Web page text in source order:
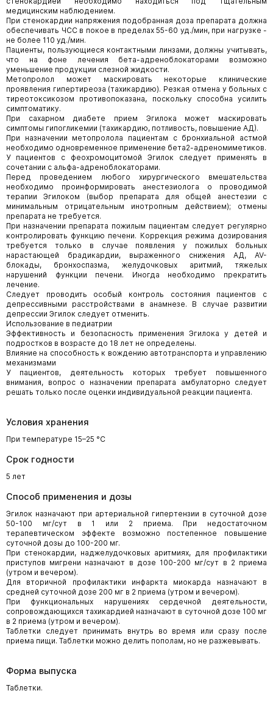
медицинским наблюдением.
При стенокардии напряжения подобранная доза препарата должна
обеспечивать ЧСС в покое в пределах 55-60 уд./мин, при нагрузке -
не более 110 уд./мин.
Пациенты, пользующиеся контактными линзами, должны учитывать,
что на фоне лечения бета-адреноблокаторами возможно
уменьшение продукции слезной жидкости.
Метопролол может маскировать некоторые клинические
проявления гипертиреоза (тахикардию). Резкая отмена у больных с
тиреотоксикозом противопоказана, поскольку способна усилить
симптоматику.
При сахарном диабете прием Эгилока может маскировать
симптомы гипогликемии (тахикардию, потливость, повышение АД).
При назначении метопролола пациентам с бронхиальной астмой
необходимо одновременное применение бета2-адреномиметиков.
У пациентов с феохромоцитомой Эгилок следует применять в
сочетании с альфа-адреноблокаторами.
Перед проведением любого хирургического вмешательства
необходимо проинформировать анестезиолога о проводимой
терапии Эгилоком (выбор препарата для общей анестезии с
минимальным отрицательным инотропным действием); отмены
препарата не требуется.
При назначении препарата пожилым пациентам следует регулярно
контролировать функцию печени. Коррекция режима дозирования
требуется только в случае появления у пожилых больных
нарастающей брадикардии, выраженного снижения АД, AV-
блокады, бронхоспазма, желудочковых аритмий, тяжелых
нарушений функции печени. Иногда необходимо прекратить
лечение.
Следует проводить особый контроль состояния пациентов с
депрессивными расстройствами в анамнезе. В случае развитии
депрессии Эгилок следует отменить.
Использование в педиатрии
Эффективность и безопасность применения Эгилока у детей и
подростков в возрасте до 18 лет не определены.
Влияние на способность к вождению автотранспорта и управлению
механизмами
У пациентов, деятельность которых требует повышенного
внимания, вопрос о назначении препарата амбулаторно следует
решать только после оценки индивидуальной реакции пациента.
Условия хранения
При температуре 15–25 °C
Срок годности
5 лет
Способ применения и дозы
Эгилок назначают при артериальной гипертензии в суточной дозе
50-100 мг/сут в 1 или 2 приема. При недостаточном
терапевтическом эффекте возможно постепенное повышение
суточной дозы до 100-200 мг.
При стенокардии, наджелудочковых аритмиях, для профилактики
приступов мигрени назначают в дозе 100-200 мг/сут в 2 приема
(утром и вечером).
Для вторичной профилактики инфаркта миокарда назначают в
средней суточной дозе 200 мг в 2 приема (утром и вечером).
При функциональных нарушениях сердечной деятельности,
сопровождающихся тахикардией назначают в суточной дозе 100 мг
в 2 приема (утром и вечером).
Таблетки следует принимать внутрь во время или сразу после
приема пищи. Таблетки можно делить пополам, но не разжевывать.
Форма выпуска
Таблетки.